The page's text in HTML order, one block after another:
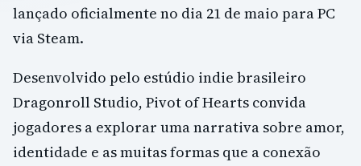
lançado oficialmente no dia 21 de maio para PC
via Steam.
Desenvolvido pelo estúdio indie brasileiro
Dragonroll Studio, Pivot of Hearts convida
jogadores a explorar uma narrativa sobre amor,
identidade e as muitas formas que a conexão